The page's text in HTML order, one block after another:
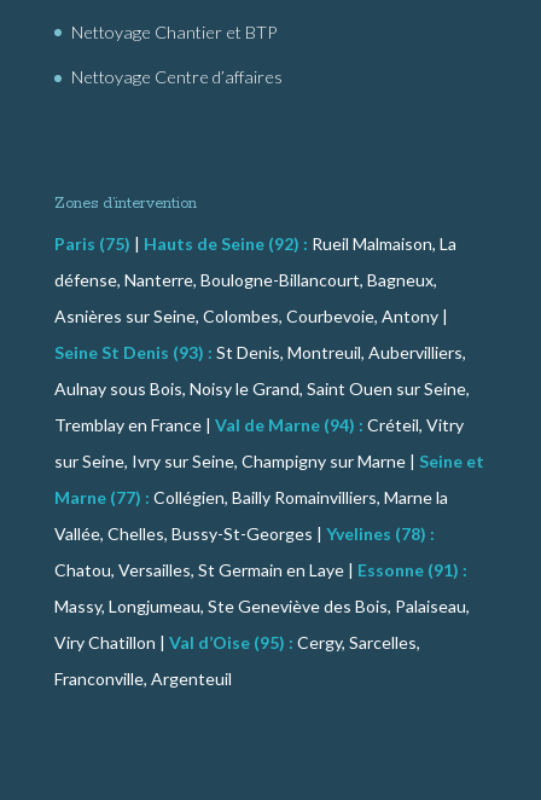
Nettoyage Chantier et BTP
Nettoyage Centre d’affaires
Zones d’intervention
Paris (75) | Hauts de Seine (92) : Rueil Malmaison, La
défense, Nanterre, Boulogne-Billancourt, Bagneux,
Asnières sur Seine, Colombes, Courbevoie, Antony |
Seine St Denis (93) : St Denis, Montreuil, Aubervilliers,
Aulnay sous Bois, Noisy le Grand, Saint Ouen sur Seine,
Tremblay en France | Val de Marne (94) : Créteil, Vitry
sur Seine, Ivry sur Seine, Champigny sur Marne | Seine et
Marne (77) : Collégien, Bailly Romainvilliers, Marne la
Vallée, Chelles, Bussy-St-Georges | Yvelines (78) :
Chatou, Versailles, St Germain en Laye | Essonne (91) :
Massy, Longjumeau, Ste Geneviève des Bois, Palaiseau,
Viry Chatillon | Val d’Oise (95) : Cergy, Sarcelles,
Franconville, Argenteuil